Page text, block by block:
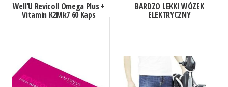
Well’U Revicoll Omega Plus +
Vitamin K2Mk7 60 Kaps
BARDZO LEKKI WÓZEK
ELEKTRYCZNY